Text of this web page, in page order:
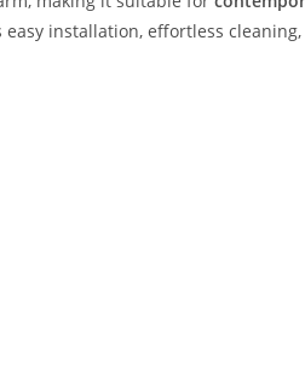
installation, effortless